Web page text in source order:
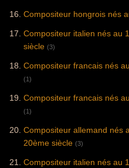
Compositeur hongrois nés
Compositeur italien nés au
siècle (3)
Compositeur francais nés
(1)
Compositeur francais nés
(1)
Compositeur allemand nés
20ème siècle (3)
Compositeur italien nés au